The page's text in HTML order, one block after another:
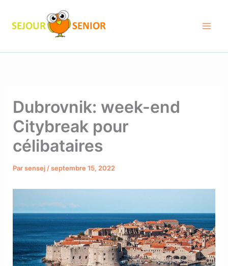
contenu
Dubrovnik: week-end
Citybreak pour
célibataires
Parsensej /septembre 15, 2022